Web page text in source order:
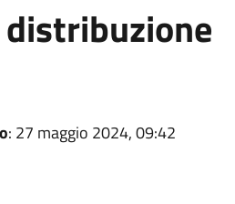
distribuzione
: 27 maggio 2024, 09:42